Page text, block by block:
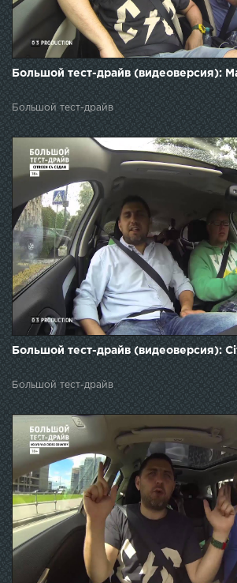
Большой тест-драйв (видеоверсия):
Большой тест-драйв
Большой тест-драйв (видеоверсия):
Большой тест-драйв